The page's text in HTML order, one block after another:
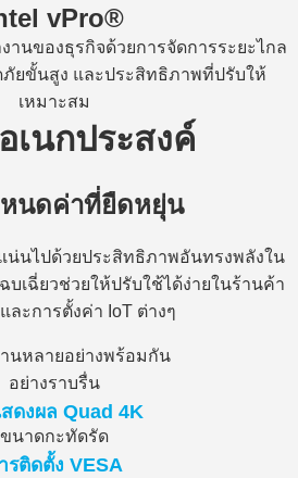
vPro­®
านของธุรกิจด้วยการจัดการระยะไกล
ยขั้นสูง และประสิทธิภาพที่ปรับให้
เหมาะสม
เนกประสงค์
นดค่าที่ยืดหยุ่น
น่นไปด้วยประสิทธิภาพอันทรงพลังใน
เฉี่ยวช่วยให้ปรับใช้ได้ง่ายในร้านค้า
ะการตั้งค่า IoT ต่างๆ
นหลายอย่างพร้อมกัน
อย่างราบรื่น
ดงผล Quad 4K
ขนาดกะทัดรัด
รติดตั้ง VESA